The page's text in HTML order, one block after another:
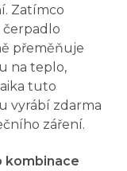
Zatímco
přeměňuje
na teplo,
tuto
vyrábí zdarma
záření.
kombinace